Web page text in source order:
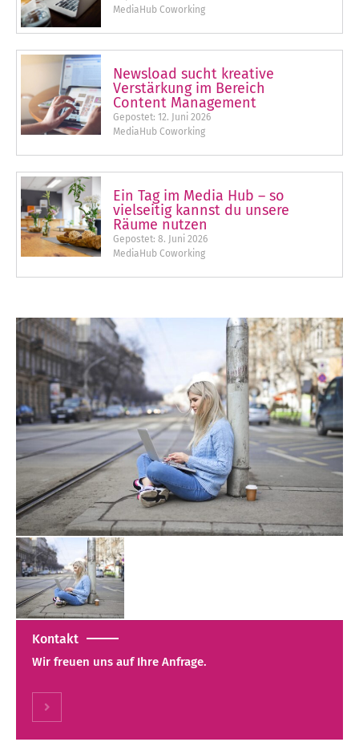
MediaHub Coworking
Newsload sucht kreative
Verstärkung im Bereich
Content Management
Gepostet: 12. Juni 2026
MediaHub Coworking
Ein Tag im Media Hub – so
vielseitig kannst du unsere
Räume nutzen
Gepostet: 8. Juni 2026
MediaHub Coworking
Kontakt
Wir freuen uns auf Ihre Anfrage.